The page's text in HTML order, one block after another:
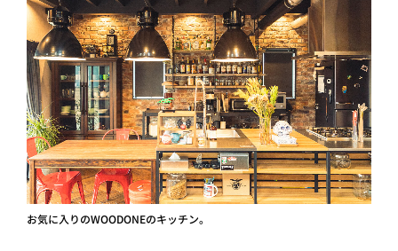
お気に入りのWOODONEのキッチン。